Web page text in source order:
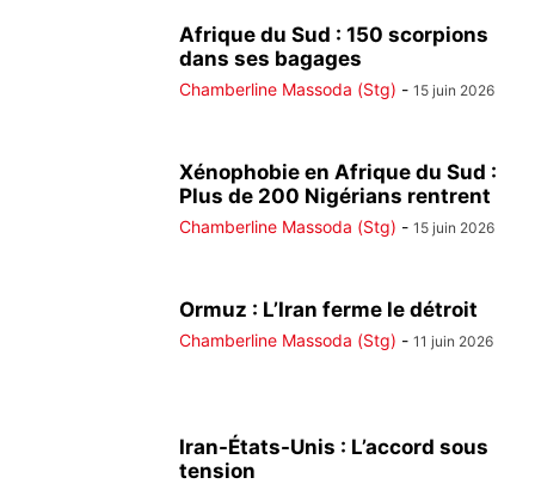
Afrique du Sud : 150 scorpions
dans ses bagages
Chamberline Massoda (Stg) - 15 juin 2026
Xénophobie en Afrique du Sud :
Plus de 200 Nigérians rentrent
Chamberline Massoda (Stg) - 15 juin 2026
Ormuz : L’Iran ferme le détroit
Chamberline Massoda (Stg) - 11 juin 2026
Iran-États-Unis : L’accord sous
tension